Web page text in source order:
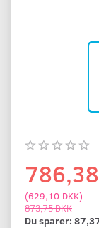
(629,10 DKK)
873,75 DKK
Du sparer: